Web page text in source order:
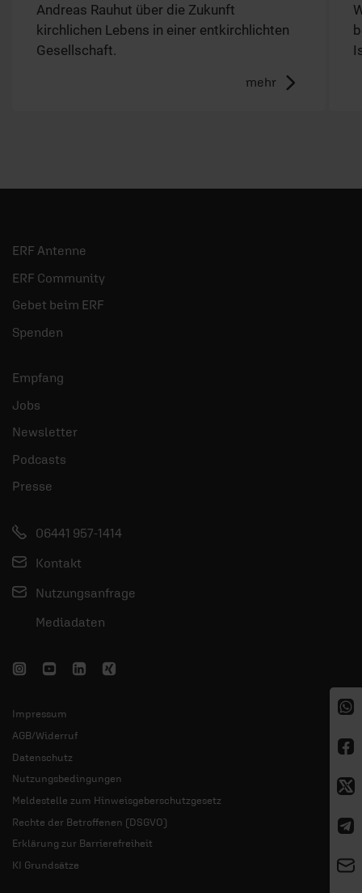
Andreas Rauhut über die Zukunft
kirchlichen Lebens in einer entkirchlichten
Gesellschaft.
mehr
ERF Antenne
ERF Community
Gebet beim ERF
Spenden
Empfang
Jobs
Newsletter
Podcasts
Presse
06441 957-1414
Kontakt
Nutzungsanfrage
Mediadaten
Impressum
AGB/Widerruf
Datenschutz
Nutzungsbedingungen
Meldestelle zum Hinweisgeberschutzgesetz
Rechte der Betroffenen (DSGVO)
Erklärung zur Barrierefreiheit
KI Grundsätze